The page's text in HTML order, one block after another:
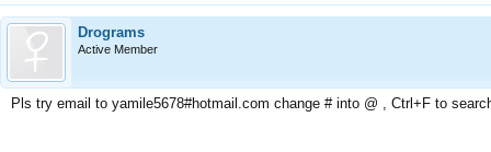
Drograms
Active Member
Pls try email to yamile5678#hotmail.com change # into @ , Ctrl+F to